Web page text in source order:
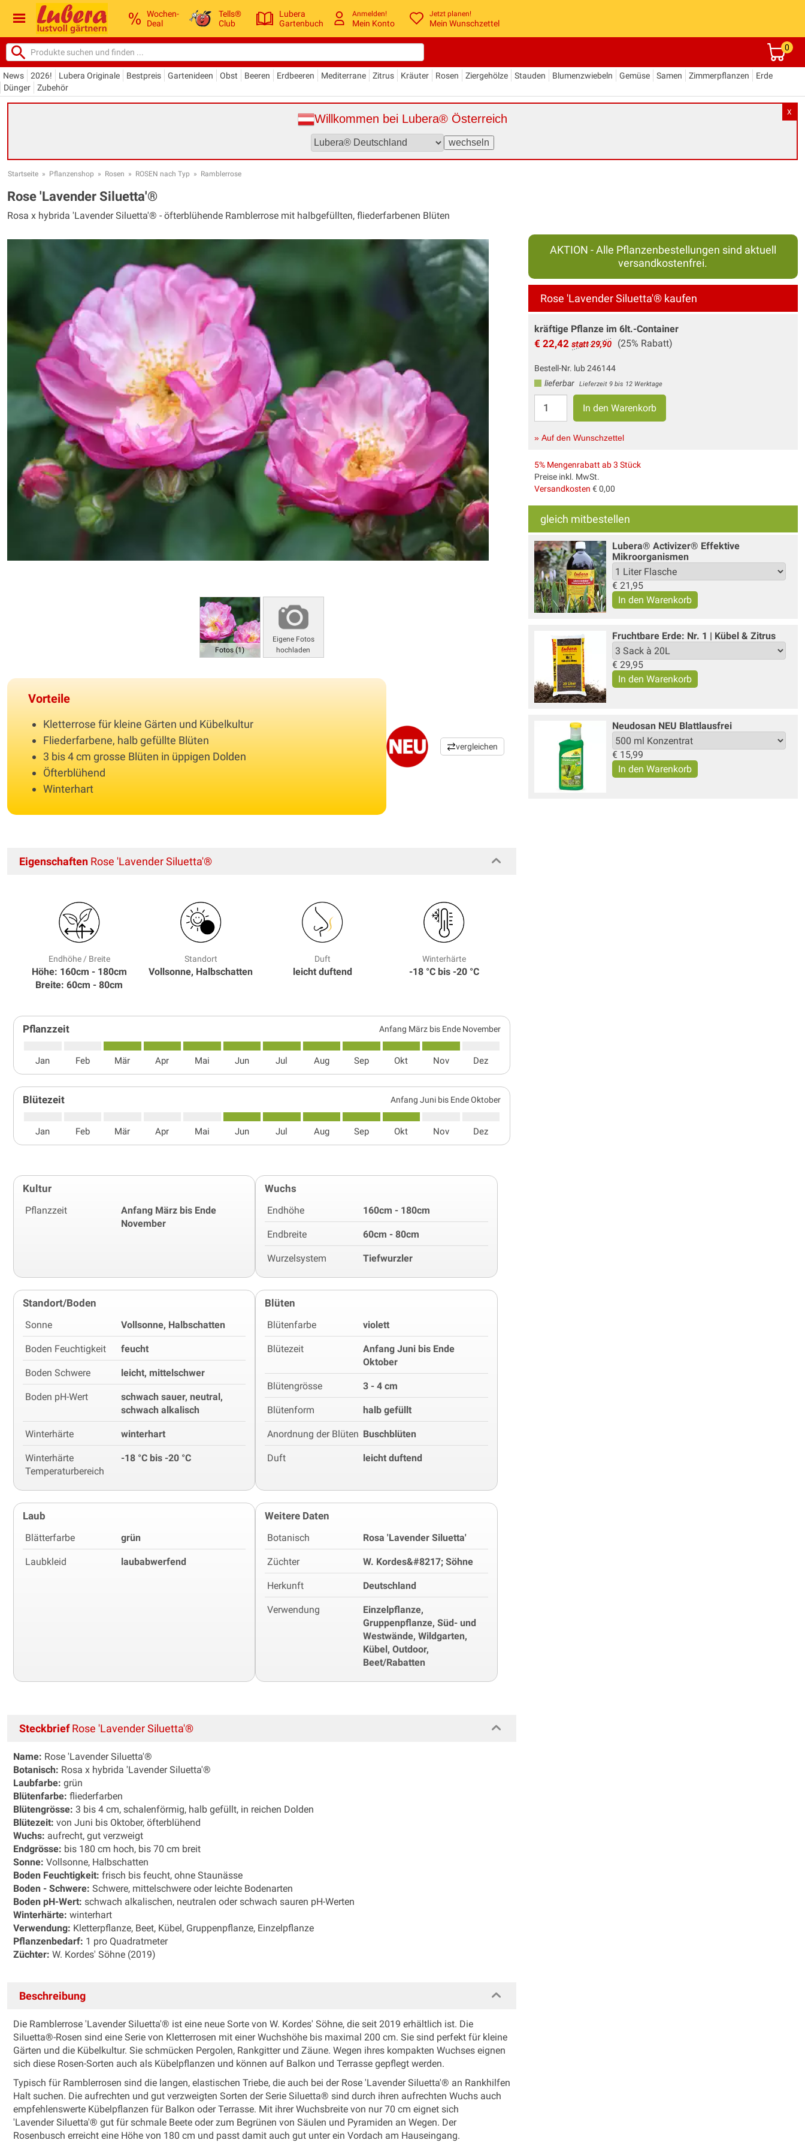
Wochen-
Deal
Tells®
Club
Lubera
Gartenbuch
Anmelden!
Mein Konto
Jetzt planen!
Mein Wunschzettel
0
News 2026! Lubera Originale Bestpreis Gartenideen Obst Beeren Erdbeeren Mediterrane Zitrus Kräuter Rosen Ziergehölze Stauden Blumenzwiebeln Gemüse Samen Zimmerpflanzen
Erde
Dünger
Zubehör
X
Willkommen bei Lubera® Österreich
Startseite » Pflanzenshop » Rosen » ROSEN nach Typ » Ramblerrose
Rose 'Lavender Siluetta'®
Rosa x hybrida 'Lavender Siluetta'® - öfterblühende Ramblerrose mit halbgefüllten, fliederfarbenen Blüten
Fotos (1)
Eigene Fotos
hochladen
Vorteile
Kletterrose für kleine Gärten und Kübelkultur
Fliederfarbene, halb gefüllte Blüten
3 bis 4 cm grosse Blüten in üppigen Dolden
Öfterblühend
Winterhart
vergleichen
AKTION - Alle Pflanzenbestellungen sind aktuell
versandkostenfrei.
Rose 'Lavender Siluetta'® kaufen
kräftige Pflanze im 6lt.-Container
€ 22,42 statt 29,90 (25% Rabatt)
Bestell-Nr. lub 246144
lieferbar
Lieferzeit 9 bis 12 Werktage
» Auf den Wunschzettel
5% Mengenrabatt ab 3 Stück
Preise inkl. MwSt.
Versandkosten € 0,00
gleich mitbestellen
Lubera® Activizer® Effektive
Mikroorganismen
€ 21,95
Fruchtbare Erde: Nr. 1 | Kübel & Zitrus
€ 29,95
Neudosan NEU Blattlausfrei
€ 15,99
Eigenschaften Rose 'Lavender Siluetta'®
Endhöhe / Breite
Höhe: 160cm - 180cm
Breite: 60cm - 80cm
Standort
Vollsonne, Halbschatten
Duft
leicht duftend
Winterhärte
-18 °C bis -20 °C
Pflanzzeit Anfang März bis Ende November
Jan Feb Mär Apr Mai Jun Jul Aug Sep Okt Nov Dez
Blütezeit Anfang Juni bis Ende Oktober
Jan Feb Mär Apr Mai Jun Jul Aug Sep Okt Nov Dez
Kultur
Pflanzzeit
Anfang März bis Ende
November
Wuchs
Endhöhe 160cm - 180cm
Endbreite 60cm - 80cm
Wurzelsystem Tiefwurzler
Standort/Boden
Sonne Vollsonne, Halbschatten
Boden Feuchtigkeit feucht
Boden Schwere leicht, mittelschwer
Boden pH-Wert
schwach sauer, neutral,
schwach alkalisch
Winterhärte winterhart
Winterhärte
Temperaturbereich
-18 °C bis -20 °C
Blüten
Blütenfarbe violett
Blütezeit
Anfang Juni bis Ende
Oktober
Blütengrösse 3 - 4 cm
Blütenform halb gefüllt
Anordnung der Blüten Buschblüten
Duft leicht duftend
Laub
Blätterfarbe grün
Laubkleid laubabwerfend
Weitere Daten
Botanisch Rosa 'Lavender Siluetta'
Züchter W. Kordes&#8217; Söhne
Herkunft Deutschland
Verwendung
Einzelpflanze,
Gruppenpflanze, Süd- und
Westwände, Wildgarten,
Kübel, Outdoor,
Beet/Rabatten
SteckbriefRose 'Lavender Siluetta'®
Name: Rose 'Lavender Siluetta'®
Botanisch: Rosa x hybrida 'Lavender Siluetta'®
Laubfarbe: grün
Blütenfarbe: fliederfarben
Blütengrösse: 3 bis 4 cm, schalenförmig, halb gefüllt, in reichen Dolden
Blütezeit: von Juni bis Oktober, öfterblühend
Wuchs: aufrecht, gut verzweigt
Endgrösse: bis 180 cm hoch, bis 70 cm breit
Sonne: Vollsonne, Halbschatten
Boden Feuchtigkeit: frisch bis feucht, ohne Staunässe
Boden - Schwere: Schwere, mittelschwere oder leichte Bodenarten
Boden pH-Wert: schwach alkalischen, neutralen oder schwach sauren pH-Werten
Winterhärte: winterhart
Verwendung: Kletterpflanze, Beet, Kübel, Gruppenpflanze, Einzelpflanze
Pflanzenbedarf: 1 pro Quadratmeter
Züchter: W. Kordes' Söhne (2019)
Beschreibung
Die Ramblerrose 'Lavender Siluetta'® ist eine neue Sorte von W. Kordes' Söhne, die seit 2019 erhältlich ist. Die
Siluetta®-Rosen sind eine Serie von Kletterrosen mit einer Wuchshöhe bis maximal 200 cm. Sie sind perfekt für kleine
Gärten und die Kübelkultur. Sie schmücken Pergolen, Rankgitter und Zäune. Wegen ihres kompakten Wuchses eignen
sich diese Rosen-Sorten auch als Kübelpflanzen und können auf Balkon und Terrasse gepflegt werden.
Typisch für Ramblerrosen sind die langen, elastischen Triebe, die auch bei der Rose 'Lavender Siluetta'® an Rankhilfen
Halt suchen. Die aufrechten und gut verzweigten Sorten der Serie Siluetta® sind durch ihren aufrechten Wuchs auch
empfehlenswerte Kübelpflanzen für Balkon oder Terrasse. Mit ihrer Wuchsbreite von nur 70 cm eignet sich
'Lavender Siluetta'® gut für schmale Beete oder zum Begrünen von Säulen und Pyramiden an Wegen. Der
Rosenbusch erreicht eine Höhe von 180 cm und passt damit auch gut unter ein Vordach am Hauseingang.